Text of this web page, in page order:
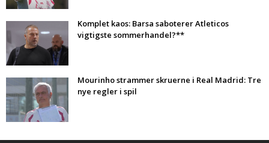
Komplet kaos: Barsa saboterer Atleticos
vigtigste sommerhandel?**
Mourinho strammer skruerne i Real Madrid: Tre
nye regler i spil